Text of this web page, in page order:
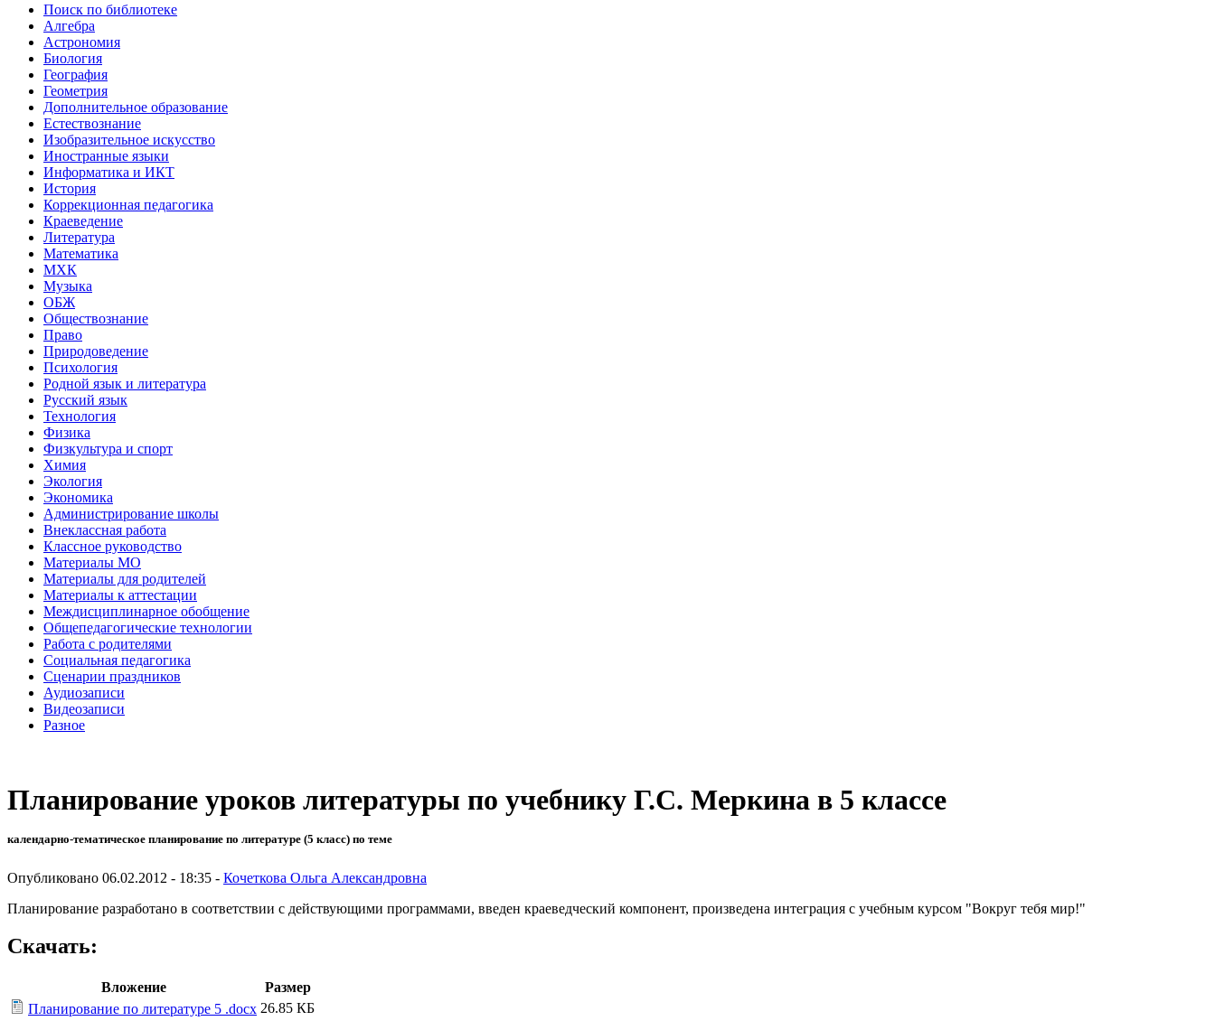
Поиск по библиотеке
Алгебра
Астрономия
Биология
География
Геометрия
Дополнительное образование
Естествознание
Изобразительное искусство
Иностранные языки
Информатика и ИКТ
История
Коррекционная педагогика
Краеведение
Литература
Математика
МХК
Музыка
ОБЖ
Обществознание
Право
Природоведение
Психология
Родной язык и литература
Русский язык
Технология
Физика
Физкультура и спорт
Химия
Экология
Экономика
Администрирование школы
Внеклассная работа
Классное руководство
Материалы МО
Материалы для родителей
Материалы к аттестации
Междисциплинарное обобщение
Общепедагогические технологии
Работа с родителями
Социальная педагогика
Сценарии праздников
Аудиозаписи
Видеозаписи
Разное
Планирование уроков литературы по учебнику Г.С. Меркина в 5 классе
календарно-тематическое планирование по литературе (5 класс) по теме
Опубликовано 06.02.2012 - 18:35 - Кочеткова Ольга Александровна
Планирование разработано в соответствии с действующими программами, введен краеведческий компонент, произведена интеграция с учебным курсом "Вокруг тебя мир!"
Скачать:
Вложение
Размер
Планирование по литературе 5 .docx 26.85 КБ